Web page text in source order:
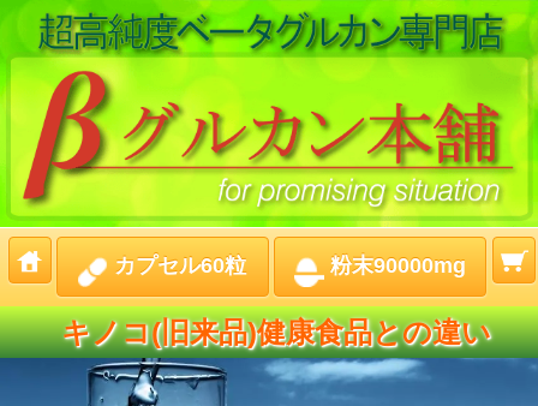
カプセル60粒 粉末90000mg
キノコ(旧来品)健康食品との違い